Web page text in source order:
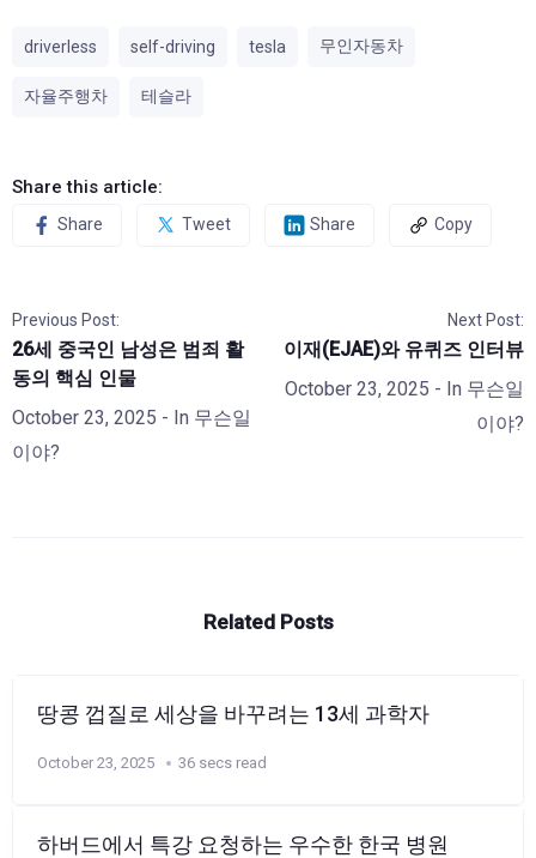
driverless self-driving tesla 무인자동차
자율주행차 테슬라
Share this article:
Share Tweet Share Copy
Previous Post:
26세 중국인 남성은 범죄 활
동의 핵심 인물
October 23, 2025 - In 무슨일
이야?
Next Post:
이재(EJAE)와 유퀴즈 인터뷰
October 23, 2025 - In 무슨일
이야?
Related Posts
땅콩 껍질로 세상을 바꾸려는 13세 과학자
October 23, 2025 36 secs read
하버드에서 특강 요청하는 우수한 한국 병원